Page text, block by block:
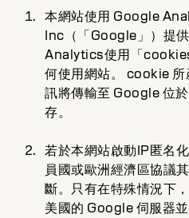
本網站使用 Google
Inc（「Google」）提
Analytics使用「
何使用網站。 cookie
訊將傳輸至 Google 位
存。
若於本網站啟動IP匿名
員國或歐洲經濟區協議
斷。只有在特殊情況下
美國的 Google 伺服器